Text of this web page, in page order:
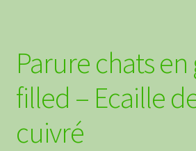
Parure chats en
filled – Ecaille
cuivré